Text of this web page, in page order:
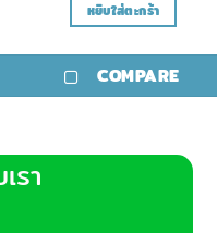
หยิบใส่ตะกร้า
COMPARE
รา